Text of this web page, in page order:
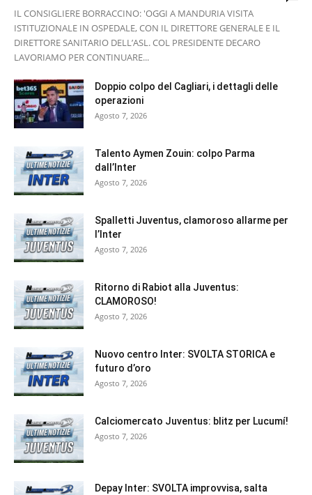
IL CONSIGLIERE BORRACCINO: 'OGGI A MANDURIA VISITA
ISTITUZIONALE IN OSPEDALE, CON IL DIRETTORE GENERALE E IL
DIRETTORE SANITARIO DELL’ASL. COL PRESIDENTE DECARO
LAVORIAMO PER CONTINUARE...
Doppio colpo del Cagliari, i dettagli delle
operazioni
Agosto 7, 2026
Talento Aymen Zouin: colpo Parma
dall’Inter
Agosto 7, 2026
Spalletti Juventus, clamoroso allarme per
l’Inter
Agosto 7, 2026
Ritorno di Rabiot alla Juventus:
CLAMOROSO!
Agosto 7, 2026
Nuovo centro Inter: SVOLTA STORICA e
futuro d’oro
Agosto 7, 2026
Calciomercato Juventus: blitz per Lucumí!
Agosto 7, 2026
Depay Inter: SVOLTA improvvisa, salta